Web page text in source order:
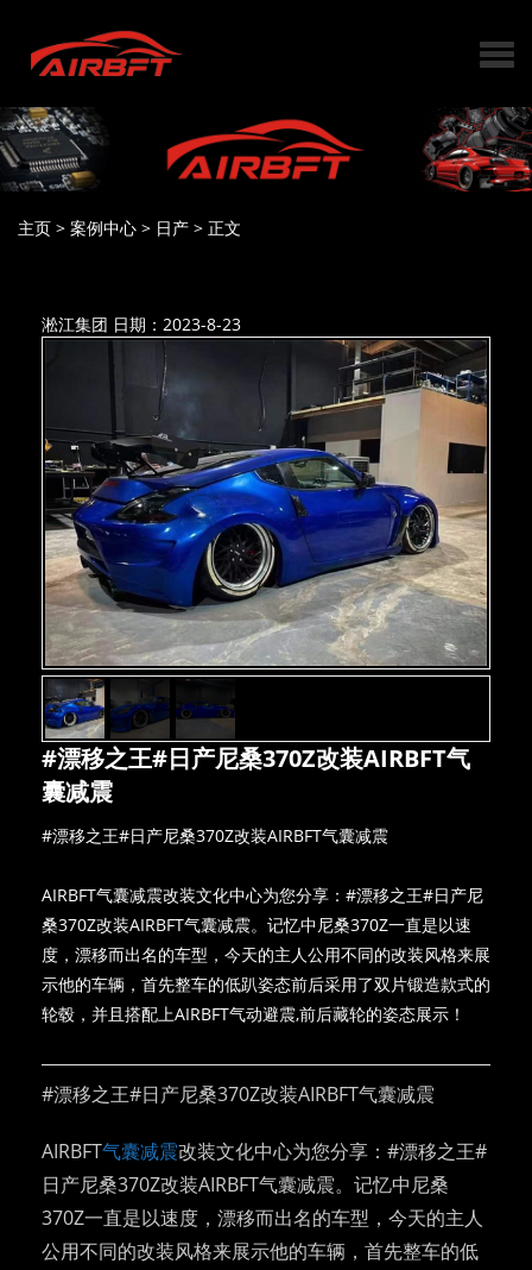
主页 > 案例中心 > 日产 > 正文
淞江集团 日期：2023-8-23
#漂移之王#日产尼桑370Z改装AIRBFT气
囊减震
#漂移之王#日产尼桑370Z改装AIRBFT气囊减震
AIRBFT气囊减震改装文化中心为您分享：#漂移之王#日产尼
桑370Z改装AIRBFT气囊减震。记忆中尼桑370Z一直是以速
度，漂移而出名的车型，今天的主人公用不同的改装风格来展
示他的车辆，首先整车的低趴姿态前后采用了双片锻造款式的
轮毂，并且搭配上AIRBFT气动避震,前后藏轮的姿态展示！
#漂移之王#日产尼桑370Z改装AIRBFT气囊减震
AIRBFT气囊减震改装文化中心为您分享：#漂移之王#
日产尼桑370Z改装AIRBFT气囊减震。记忆中尼桑
370Z一直是以速度，漂移而出名的车型，今天的主人
公用不同的改装风格来展示他的车辆，首先整车的低